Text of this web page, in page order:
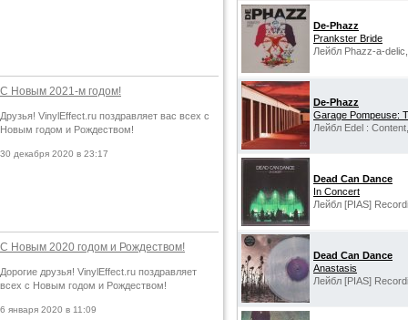
С Новым 2021-м годом!
Друзья! VinylEffect.ru поздравляет вас всех с
Новым годом и Рождеством!
30 декабря 2020 в 23:17
С Новым 2020 годом и Рождеством!
Дорогие друзья! VinylEffect.ru поздравляет
всех с Новым годом и Рождеством!
6 января 2020 в 11:09
De-Phazz
Prankster Bride
Лейбл Phazz-a-
De-Phazz
Garage Pompeuse:
Лейбл Edel :
Dead Can Dance
In Concert
Лейбл [PIAS]
Dead Can Dance
Anastasis
Лейбл [PIAS]